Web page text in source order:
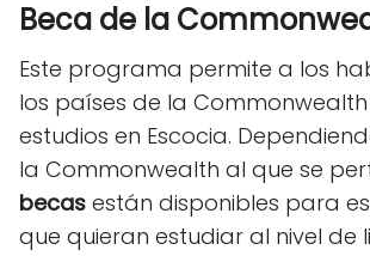
Beca de la
Este programa permite a los
los países de la
estudios en Escocia.
la Commonwealth al que se
becas están disponibles para
que quieran estudiar al nivel de